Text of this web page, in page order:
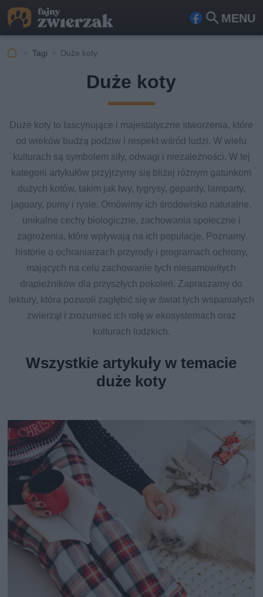
MENU
Fa Szu
Tagi Duże koty
Duże koty
Duże koty to fascynujące i majestatyczne stworzenia, które
od wieków budzą podziw i respekt wśród ludzi. W wielu
kulturach są symbolem siły, odwagi i niezależności. W tej
kategorii artykułów przyjrzymy się bliżej różnym gatunkom
dużych kotów, takim jak lwy, tygrysy, gepardy, lamparty,
jaguary, pumy i rysie. Omówimy ich środowisko naturalne,
unikalne cechy biologiczne, zachowania społeczne i
zagrożenia, które wpływają na ich populacje. Poznamy
historie o ochraniarzach przyrody i programach ochrony,
mających na celu zachowanie tych niesamowitych
drapieżników dla przyszłych pokoleń. Zapraszamy do
lektury, która pozwoli zagłębić się w świat tych wspaniałych
zwierząt i zrozumieć ich rolę w ekosystemach oraz
kulturach ludzkich.
Wszystkie artykuły w temacie
duże koty